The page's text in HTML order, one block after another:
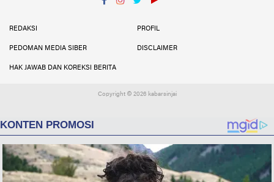
REDAKSI
PROFIL
PEDOMAN MEDIA SIBER DISCLAIMER
HAK JAWAB DAN KOREKSI BERITA
Copyright © 2026 kabarsinjai